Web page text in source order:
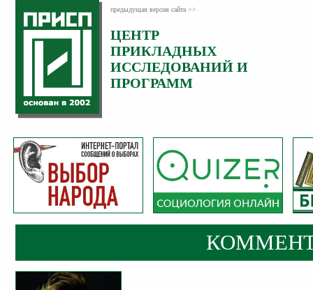
предыдущая версия сайта >>
ЦЕНТР
ПРИКЛАДНЫХ
ИССЛЕДОВАНИЙ И
ПРОГРАММ
Категория:
Комментарии